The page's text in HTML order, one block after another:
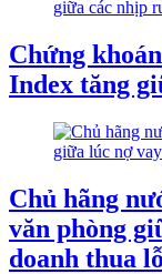
Chứng
Index tăng
Chủ hãng
văn phòng
doanh thua lỗ